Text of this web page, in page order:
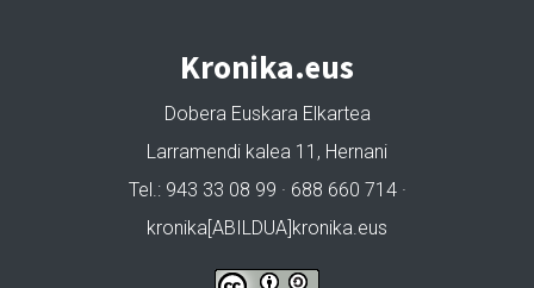
Kronika.eus
Dobera Euskara Elkartea
Larramendi kalea 11, Hernani
Tel.: 943 33 08 99 · 688 660 714 ·
kronika[ABILDUA]kronika.eus